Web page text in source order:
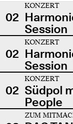
02
KONZERT
Session
02
KONZERT
Session
02
KONZERT
Südpol
People
ZUM